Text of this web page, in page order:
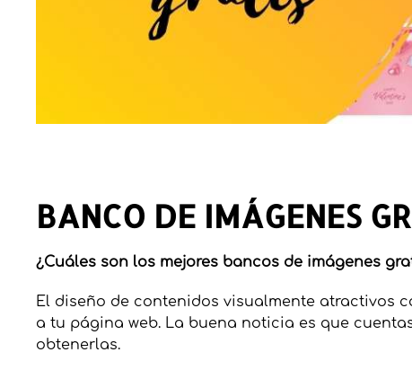
BANCO DE IMÁGENES
¿Cuáles son los mejores bancos de imágenes
El diseño de contenidos visualmente atractivos
a tu página web. La buena noticia es que
obtenerlas.